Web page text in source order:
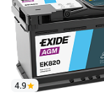
4.9